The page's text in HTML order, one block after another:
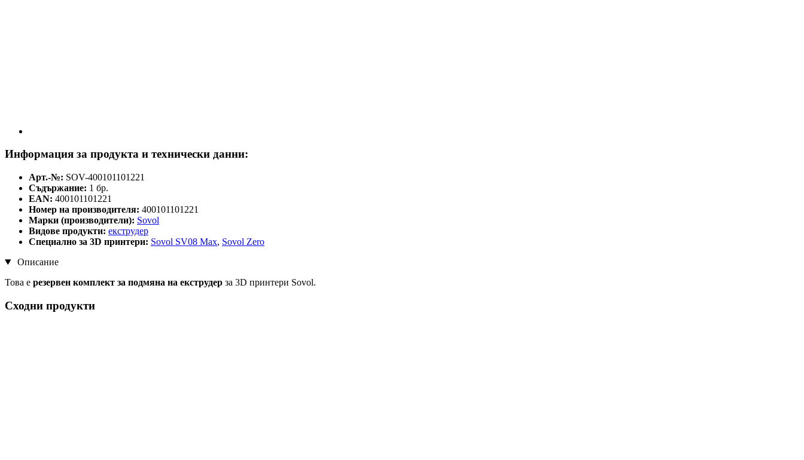
Информация за продукта и технически данни:
Арт.-№: SOV-400101101221
Съдържание: 1 бр.
EAN: 400101101221
Номер на производителя: 400101101221
Марки (производители): Sovol
Видове продукти: екструдер
Специално за 3D принтери: Sovol SV08 Max, Sovol Zero
Описание
Това е резервен комплект за подмяна на екструдер за 3D принтери Sovol.
Сходни продукти